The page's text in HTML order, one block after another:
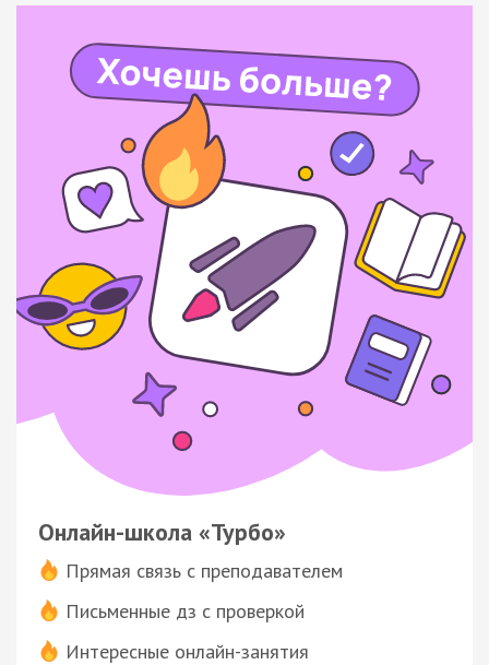
Онлайн-школа «Турбо»
Прямая связь с преподавателем
Письменные дз с проверкой
Интересные онлайн-занятия